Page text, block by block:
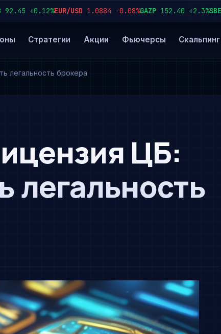
+0.12%EUR/USD 1.0884 −0.08%GAZP 152.40 +2.3%SBER
Стратегии Акции Фьючерсы Скальпинг
легальность брокера
ЦБ:
легальность